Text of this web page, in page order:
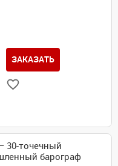
ЗАКАЗАТЬ
30-точечный
барограф